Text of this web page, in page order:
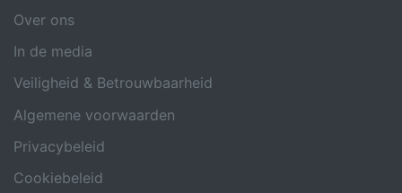
Over ons
In de media
Veiligheid & Betrouwbaarheid
Algemene voorwaarden
Privacybeleid
Cookiebeleid